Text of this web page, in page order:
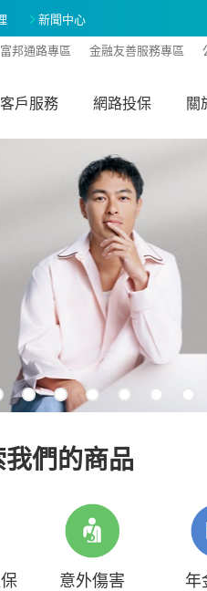
新聞中心
富邦通路專區 金融友善服務專區
客戶服務 網路投保 關
好禮
我們的商品
意外傷害 年